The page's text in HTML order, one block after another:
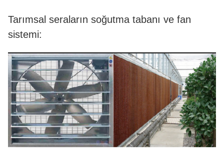
Tarımsal seraların soğutma tabanı ve fan
sistemi: